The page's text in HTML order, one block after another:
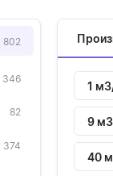
802
346
82
374
1
9
40